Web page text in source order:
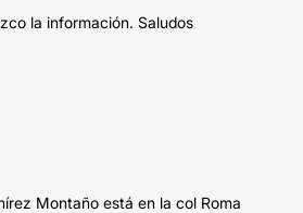
la información. Saludos
Montaño está en la col Roma